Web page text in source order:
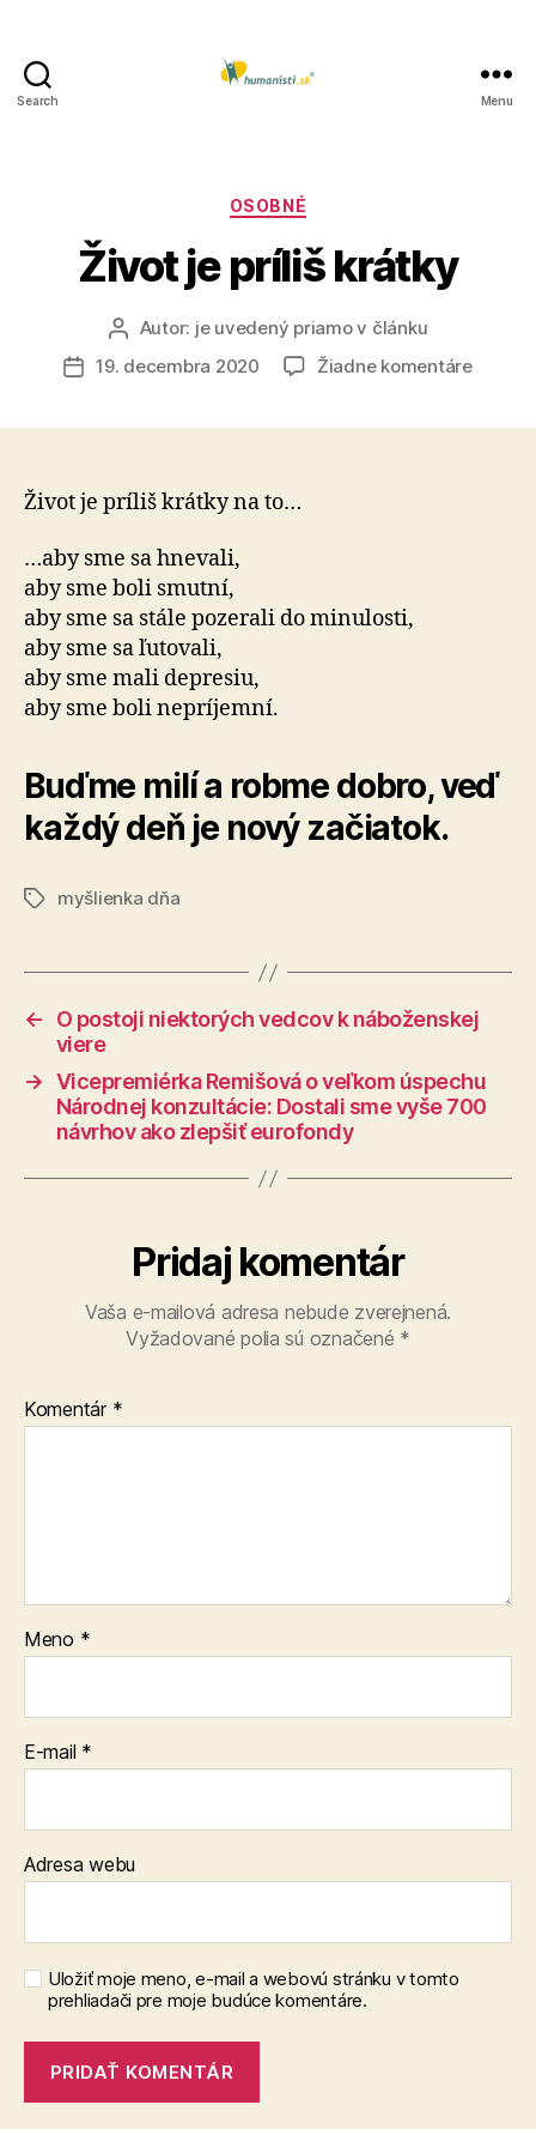
Search Menu
Kategórie
OSOBNÉ
Život je príliš krátky
Autor
článku
Autor: je uvedený priamo v článku
Dátum
19. decembra 2020 Žiadne komentárena
Život je príliš krátky na to…
…aby sme sa hnevali,
aby sme boli smutní,
aby sme sa stále pozerali do minulosti,
aby sme sa ľutovali,
aby sme mali depresiu,
aby sme boli nepríjemní.
Buďme milí a robme dobro, veď
každý deň je nový začiatok.
Značkymyšlienka dňa
←
O postoji niektorých vedcov k náboženskej
viere
→ Vicepremiérka Remišová o veľkom úspechu
Národnej konzultácie: Dostali sme vyše 700
návrhov ako zlepšiť eurofondy
Pridaj komentár
Vaša e-mailová adresa nebude zverejnená.
Vyžadované polia sú označené *
Komentár *
Meno *
E-mail *
Adresa webu
Uložiť moje meno, e-mail a webovú stránku v tomto
prehliadači pre moje budúce komentáre.